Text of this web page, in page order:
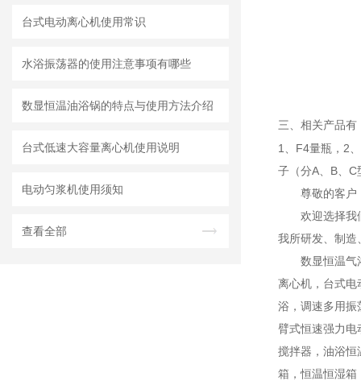
台式电动离心机使用常识
水浴振荡器的使用注意事项有哪些
数显恒温油浴锅的特点与使用方法介绍
台式低速大容量离心机使用说明
电动匀浆机使用须知
查看全部
三、相关产品有
1、F4量瓶，2
子（分A、B、
尊敬的客户
欢迎选择我
我所研发、制造
数显恒温气
离心机，台式电
浴，调速多用振
臂式恒速强力电
搅拌器，油浴恒
箱，恒温恒湿箱